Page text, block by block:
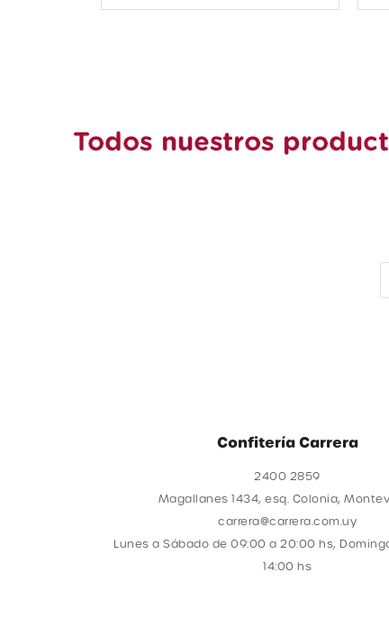
Confitería Carrera
2400 2859
Magallanes 1434, esq. Colonia,
carrera@carrera.com.uy
Lunes a Sábado de 09:00 a 20:00 hs,
14:00 hs